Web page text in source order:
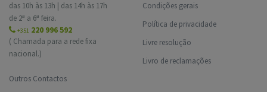
das 10h às 13h | das 14h às 17h
de 2ª a 6ª feira.
+351 220 996 592
( Chamada para a rede fixa
nacional.)
Outros Contactos
Condições gerais
Política de privacidade
Livre resolução
Livro de reclamações